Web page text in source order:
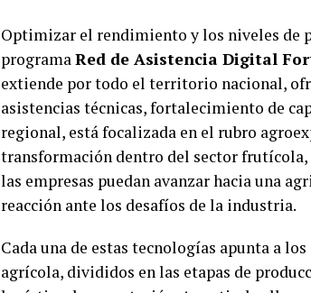
Optimizar el rendimiento y los niveles de
programaRed de Asistencia Digital
extiende por todo el territorio nacional,
asistencias técnicas, fortalecimiento de
regional, está focalizada en el rubro
transformación dentro del sector frutícola,
las empresas puedan avanzar hacia una
reacción ante los desafíos de la industria.
Cada una de estas tecnologías apunta a
agrícola, divididos en las etapas de